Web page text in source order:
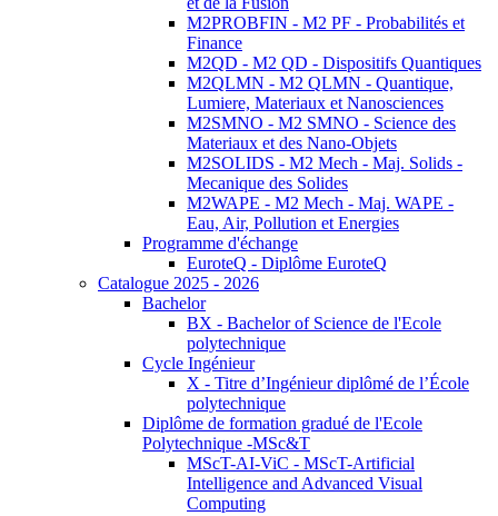
M2PROBFIN - M2 PF - Probabilités et
Finance
M2QD - M2 QD - Dispositifs Quantiques
M2QLMN - M2 QLMN - Quantique,
Lumiere, Materiaux et Nanosciences
M2SMNO - M2 SMNO - Science des
Materiaux et des Nano-Objets
M2SOLIDS - M2 Mech - Maj. Solids -
Mecanique des Solides
M2WAPE - M2 Mech - Maj. WAPE -
Eau, Air, Pollution et Energies
Programme d'échange
EuroteQ - Diplôme EuroteQ
Catalogue 2025 - 2026
Bachelor
BX - Bachelor of Science de l'Ecole
polytechnique
Cycle Ingénieur
X - Titre d’Ingénieur diplômé de l’École
polytechnique
Diplôme de formation gradué de l'Ecole
Polytechnique -MSc&T
MScT-AI-ViC - MScT-Artificial
Intelligence and Advanced Visual
Computing